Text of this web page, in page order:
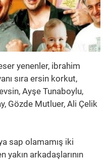
yenenler, ibrahim
sıra ersin korkut,
Ayşe Tunaboylu,
Gözde Mutluer, Ali Çelik
sap olamamış iki
yakın arkadaşlarının